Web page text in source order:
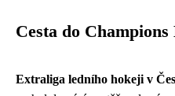
Cesta do
Extraliga ledního hokeji v